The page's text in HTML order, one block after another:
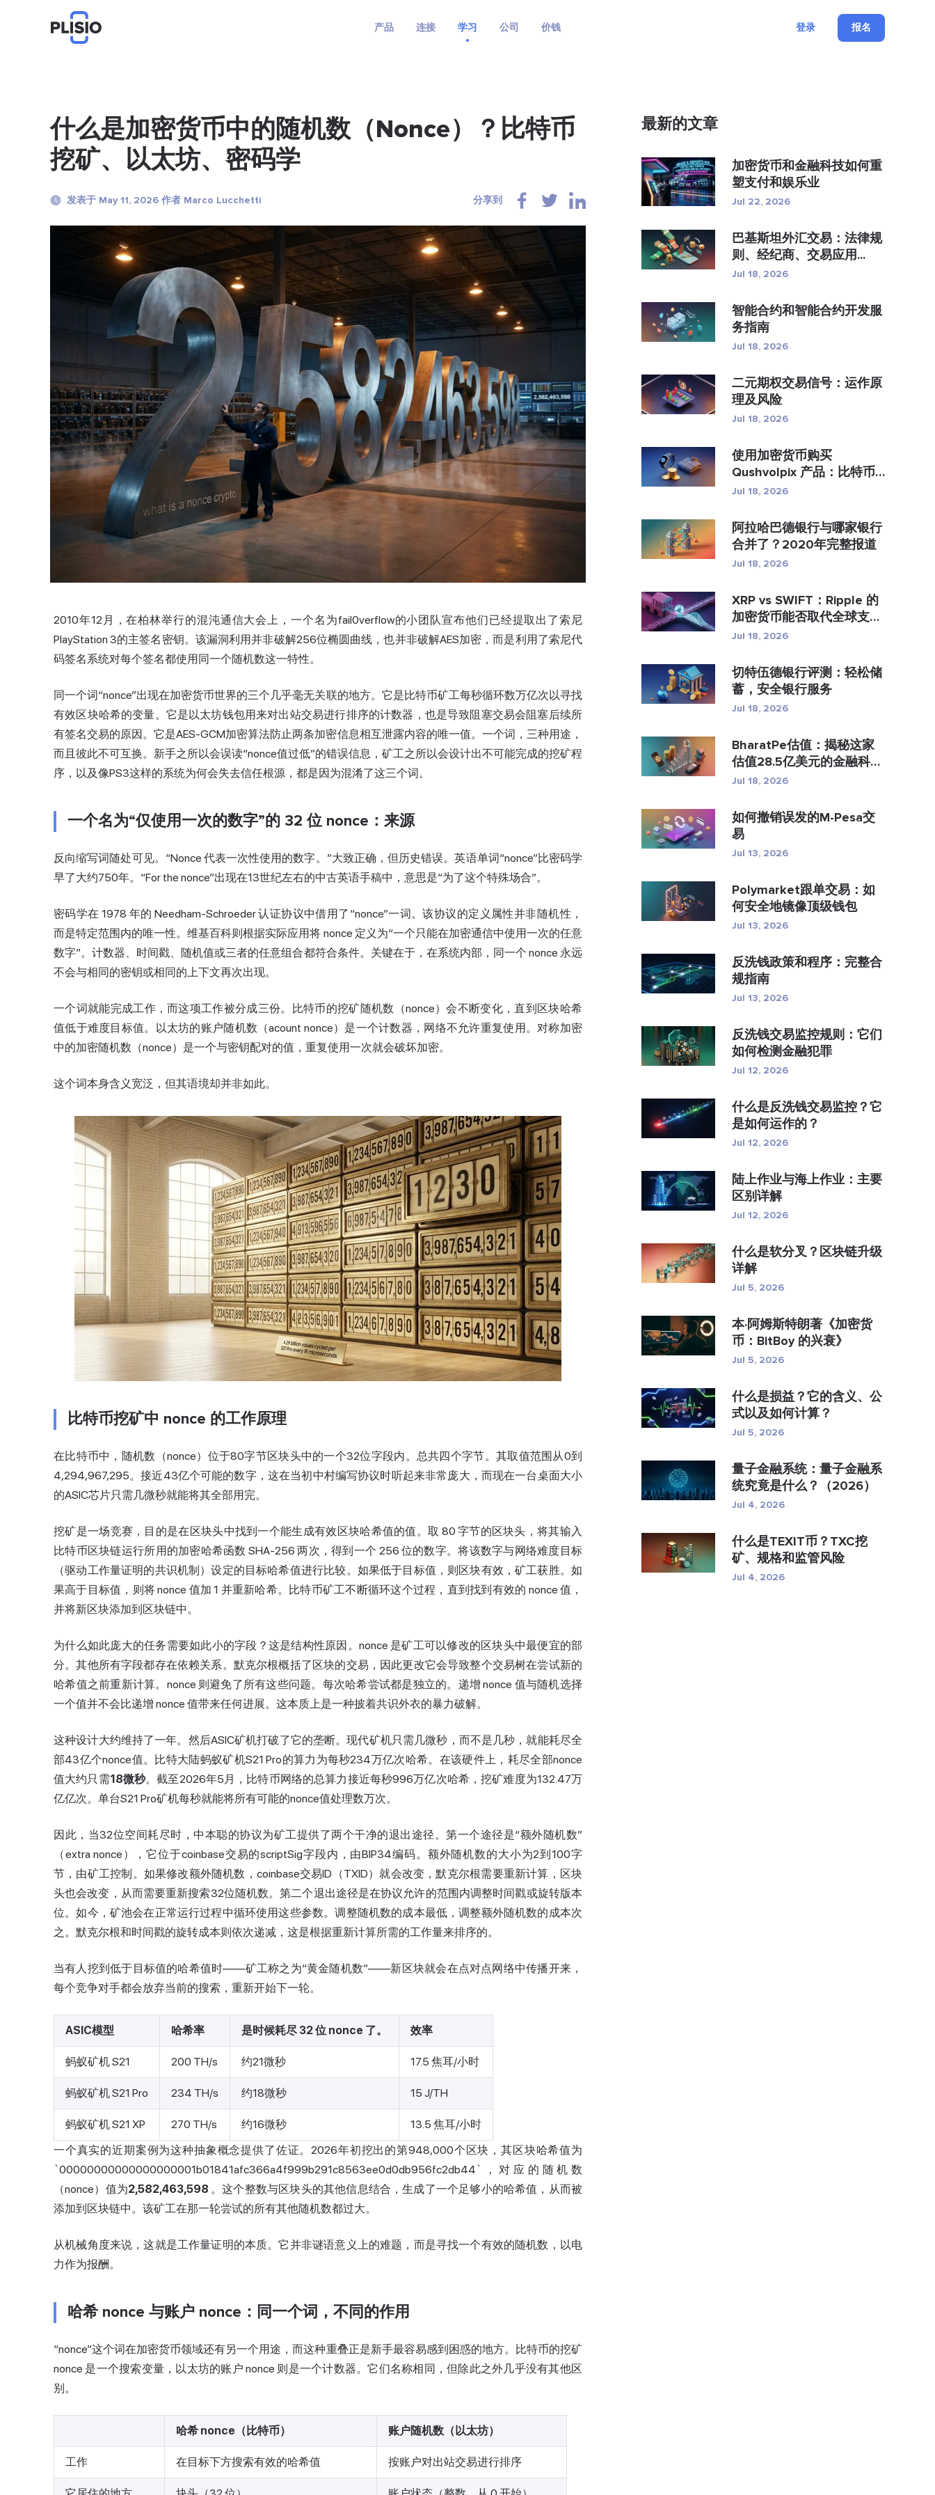
产品 连接 学习 公司 价钱 登录 报名
什么是加密货币中的随机数（Nonce）？比特币
挖矿、以太坊、密码学
发表于 May 11, 2026 作者 Marco Lucchetti 分享到
2010年12月，在柏林举行的混沌通信大会上，一个名为fail0verflow的小团队宣布他们已经提取出了索尼
PlayStation 3的主签名密钥。该漏洞利用并非破解256位椭圆曲线，也并非破解AES加密，而是利用了索尼代
码签名系统对每个签名都使用同一个随机数这一特性。
同一个词“nonce”出现在加密货币世界的三个几乎毫无关联的地方。它是比特币矿工每秒循环数万亿次以寻找
有效区块哈希的变量。它是以太坊钱包用来对出站交易进行排序的计数器，也是导致阻塞交易会阻塞后续所
有签名交易的原因。它是AES-GCM加密算法防止两条加密信息相互泄露内容的唯一值。一个词，三种用途，
而且彼此不可互换。新手之所以会误读“nonce值过低”的错误信息，矿工之所以会设计出不可能完成的挖矿程
序，以及像PS3这样的系统为何会失去信任根源，都是因为混淆了这三个词。
一个名为“仅使用一次的数字”的 32 位 nonce：来源
反向缩写词随处可见。“Nonce 代表一次性使用的数字。”大致正确，但历史错误。英语单词“nonce”比密码学
早了大约750年。“For the nonce”出现在13世纪左右的中古英语手稿中，意思是“为了这个特殊场合”。
密码学在 1978 年的 Needham-Schroeder 认证协议中借用了“nonce”一词。该协议的定义属性并非随机性，
而是特定范围内的唯一性。维基百科则根据实际应用将 nonce 定义为“一个只能在加密通信中使用一次的任意
数字”。计数器、时间戳、随机值或三者的任意组合都符合条件。关键在于，在系统内部，同一个 nonce 永远
不会与相同的密钥或相同的上下文再次出现。
一个词就能完成工作，而这项工作被分成三份。比特币的挖矿随机数（nonce）会不断变化，直到区块哈希
值低于难度目标值。以太坊的账户随机数（acount nonce）是一个计数器，网络不允许重复使用。对称加密
中的加密随机数（nonce）是一个与密钥配对的值，重复使用一次就会破坏加密。
这个词本身含义宽泛，但其语境却并非如此。
比特币挖矿中 nonce 的工作原理
在比特币中，随机数（nonce）位于80字节区块头中的一个32位字段内。总共四个字节。其取值范围从0到
4,294,967,295。接近43亿个可能的数字，这在当初中村编写协议时听起来非常庞大，而现在一台桌面大小
的ASIC芯片只需几微秒就能将其全部用完。
挖矿是一场竞赛，目的是在区块头中找到一个能生成有效区块哈希值的值。取 80 字节的区块头，将其输入
比特币区块链运行所用的加密哈希函数 SHA-256 两次，得到一个 256 位的数字。将该数字与网络难度目标
（驱动工作量证明的共识机制）设定的目标哈希值进行比较。如果低于目标值，则区块有效，矿工获胜。如
果高于目标值，则将 nonce 值加 1 并重新哈希。比特币矿工不断循环这个过程，直到找到有效的 nonce 值，
并将新区块添加到区块链中。
为什么如此庞大的任务需要如此小的字段？这是结构性原因。nonce 是矿工可以修改的区块头中最便宜的部
分。其他所有字段都存在依赖关系。默克尔根概括了区块的交易，因此更改它会导致整个交易树在尝试新的
哈希值之前重新计算。nonce 则避免了所有这些问题。每次哈希尝试都是独立的。递增 nonce 值与随机选择
一个值并不会比递增 nonce 值带来任何进展。这本质上是一种披着共识外衣的暴力破解。
这种设计大约维持了一年。然后ASIC矿机打破了它的垄断。现代矿机只需几微秒，而不是几秒，就能耗尽全
部43亿个nonce值。比特大陆蚂蚁矿机S21 Pro的算力为每秒234万亿次哈希。在该硬件上，耗尽全部nonce
值大约只需18微秒。截至2026年5月，比特币网络的总算力接近每秒996万亿次哈希，挖矿难度为132.47万
亿亿次。单台S21 Pro矿机每秒就能将所有可能的nonce值处理数万次。
因此，当32位空间耗尽时，中本聪的协议为矿工提供了两个干净的退出途径。第一个途径是“额外随机数”
（extra nonce），它位于coinbase交易的scriptSig字段内，由BIP34编码。额外随机数的大小为2到100字
节，由矿工控制。如果修改额外随机数，coinbase交易ID（TXID）就会改变，默克尔根需要重新计算，区块
头也会改变，从而需要重新搜索32位随机数。第二个退出途径是在协议允许的范围内调整时间戳或旋转版本
位。如今，矿池会在正常运行过程中循环使用这些参数。调整随机数的成本最低，调整额外随机数的成本次
之。默克尔根和时间戳的旋转成本则依次递减，这是根据重新计算所需的工作量来排序的。
当有人挖到低于目标值的哈希值时——矿工称之为“黄金随机数”——新区块就会在点对点网络中传播开来，
每个竞争对手都会放弃当前的搜索，重新开始下一轮。
ASIC模型 哈希率 是时候耗尽 32 位 nonce 了。 效率
蚂蚁矿机 S21 200 TH/s 约21微秒 17.5 焦耳/小时
蚂蚁矿机 S21 Pro 234 TH/s 约18微秒 15 J/TH
蚂蚁矿机 S21 XP 270 TH/s 约16微秒
13.5 焦耳/小时
一个真实的近期案例为这种抽象概念提供了佐证。2026年初挖出的第948,000个区块，其区块哈希值为
`00000000000000000001b01841afc366a4f999b291c8563ee0d0db956fc2db44`，对应的随机数
（nonce）值为2,582,463,598 。这个整数与区块头的其他信息结合，生成了一个足够小的哈希值，从而被
添加到区块链中。该矿工在那一轮尝试的所有其他随机数都过大。
从机械角度来说，这就是工作量证明的本质。它并非谜语意义上的难题，而是寻找一个有效的随机数，以电
力作为报酬。
哈希 nonce 与账户 nonce：同一个词，不同的作用
“nonce”这个词在加密货币领域还有另一个用途，而这种重叠正是新手最容易感到困惑的地方。比特币的挖矿
nonce 是一个搜索变量，以太坊的账户 nonce 则是一个计数器。它们名称相同，但除此之外几乎没有其他区
别。
哈希 nonce（比特币） 账户随机数（以太坊）
工作 在目标下方搜索有效的哈希值 按账户对出站交易进行排序
最新的文章
加密货币和金融科技如何重
塑支付和娱乐业
Jul 22, 2026
巴基斯坦外汇交易：法律规
则、经纪商、交易应用...
Jul 18, 2026
智能合约和智能合约开发服
务指南
Jul 18, 2026
二元期权交易信号：运作原
理及风险
Jul 18, 2026
使用加密货币购买
Qushvolpix 产品：比特币
支付、支...
Jul 18, 2026
阿拉哈巴德银行与哪家银行
合并了？2020年完整报道
Jul 18, 2026
XRP vs SWIFT：Ripple 的
加密货币能否取代全球支
付？
Jul 18, 2026
切特伍德银行评测：轻松储
蓄，安全银行服务
Jul 18, 2026
BharatPe估值：揭秘这家
估值28.5亿美元的金融科技
独...
Jul 18, 2026
如何撤销误发的M-Pesa交
易
Jul 13, 2026
Polymarket跟单交易：如
何安全地镜像顶级钱包
Jul 13, 2026
反洗钱政策和程序：完整合
规指南
Jul 13, 2026
反洗钱交易监控规则：它们
如何检测金融犯罪
Jul 12, 2026
什么是反洗钱交易监控？它
是如何运作的？
Jul 12, 2026
陆上作业与海上作业：主要
区别详解
Jul 12, 2026
什么是软分叉？区块链升级
详解
Jul 5, 2026
本·阿姆斯特朗著《加密货
币：BitBoy 的兴衰》
Jul 5, 2026
什么是损益？它的含义、公
式以及如何计算？
Jul 5, 2026
量子金融系统：量子金融系
统究竟是什么？（2026）
Jul 4, 2026
什么是TEXIT币？TXC挖
矿、规格和监管风险
Jul 4, 2026